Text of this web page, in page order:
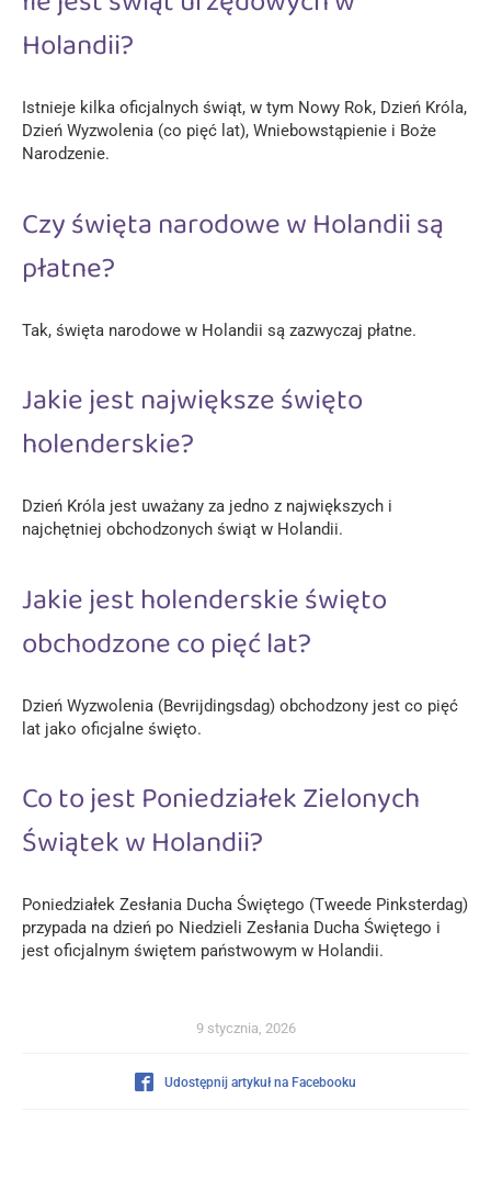
Holandii?
Istnieje kilka oficjalnych świąt, w tym Nowy Rok, Dzień Króla,
Dzień Wyzwolenia (co pięć lat), Wniebowstąpienie i Boże
Narodzenie.
Czy święta narodowe w Holandii są
płatne?
Tak, święta narodowe w Holandii są zazwyczaj płatne.
Jakie jest największe święto
holenderskie?
Dzień Króla jest uważany za jedno z największych i
najchętniej obchodzonych świąt w Holandii.
Jakie jest holenderskie święto
obchodzone co pięć lat?
Dzień Wyzwolenia (Bevrijdingsdag) obchodzony jest co pięć
lat jako oficjalne święto.
Co to jest Poniedziałek Zielonych
Świątek w Holandii?
Poniedziałek Zesłania Ducha Świętego (Tweede Pinksterdag)
przypada na dzień po Niedzieli Zesłania Ducha Świętego i
jest oficjalnym świętem państwowym w Holandii.
9 stycznia, 2026
Udostępnij artykuł na Facebooku